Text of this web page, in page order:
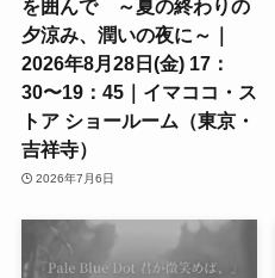
を囲んで ～夏の終わりの
夕涼み、潤いの夜に～｜
2026年8月28日(金) 17：
30〜19：45｜イマココ・ス
トア ショールーム（東京・
吉祥寺）
2026年7月6日